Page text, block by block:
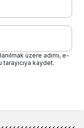
üzere adımı, e-
kaydet.